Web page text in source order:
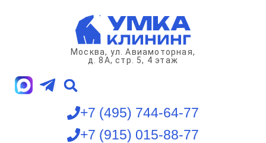
Москва, ул. Авиамоторная,
д. 8А, стр. 5, 4 этаж
+7 (495) 744-64-77
+7 (915) 015-88-77